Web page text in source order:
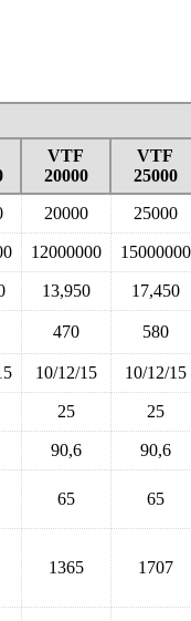
VTF
20000
VTF
25000
20000 25000
12000000 15000000
13,950 17,450
470 580
10/12/15 10/12/15
25 25
90,6 90,6
65 65
1365 1707